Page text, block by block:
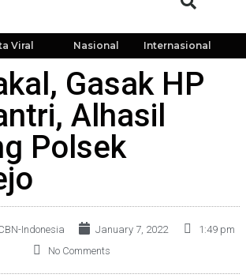
Viral Nasional Internasional
Gasak HP
Alhasil
Polsek
Indonesia January 7, 2022
1:49 pm
No Comments